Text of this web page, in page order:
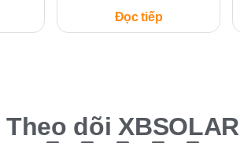
Đọc tiếp
Theo dõi XBSOLAR